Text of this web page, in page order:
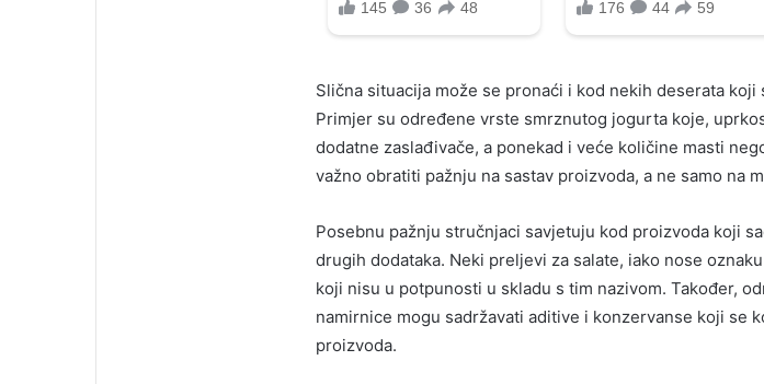
Slična situacija može se pronaći i kod nekih deserata koji
Primjer su određene vrste smrznutog jogurta koje,
dodatne zaslađivače, a ponekad i veće količine masti
važno obratiti pažnju na sastav proizvoda, a ne samo na
Posebnu pažnju stručnjaci savjetuju kod proizvoda koji
drugih dodataka. Neki preljevi za salate, iako nose
koji nisu u potpunosti u skladu s tim nazivom. Također,
namirnice mogu sadržavati aditive i konzervanse koji se
proizvoda.